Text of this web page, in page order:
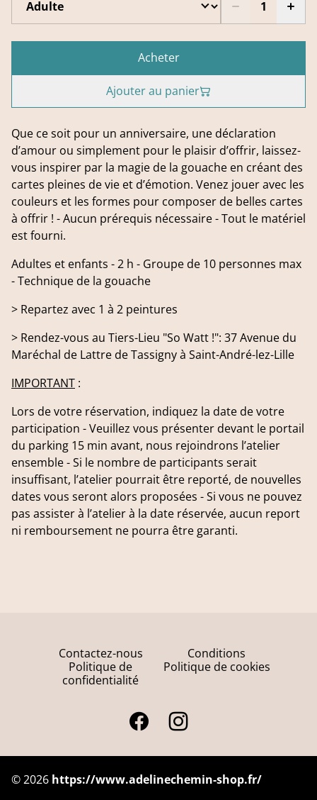
Acheter
Ajouter au panier
Que ce soit pour un anniversaire, une déclaration
d’amour ou simplement pour le plaisir d’offrir, laissez-
vous inspirer par la magie de la gouache en créant des
cartes pleines de vie et d’émotion. Venez jouer avec les
couleurs et les formes pour composer de belles cartes
à offrir ! - Aucun prérequis nécessaire - Tout le matériel
est fourni.
Adultes et enfants - 2 h - Groupe de 10 personnes max
- Technique de la gouache
> Repartez avec 1 à 2 peintures
> Rendez-vous au Tiers-Lieu "So Watt !": 37 Avenue du
Maréchal de Lattre de Tassigny à Saint-André-lez-Lille
IMPORTANT :
Lors de votre réservation, indiquez la date de votre
participation - Veuillez vous présenter devant le portail
du parking 15 min avant, nous rejoindrons l’atelier
ensemble - Si le nombre de participants serait
insuffisant, l’atelier pourrait être reporté, de nouvelles
dates vous seront alors proposées - Si vous ne pouvez
pas assister à l’atelier à la date réservée, aucun report
ni remboursement ne pourra être garanti.
Contactez-nous
Conditions
Politique de
confidentialité
Politique de cookies
©2026 https://www.adelinechemin-shop.fr/